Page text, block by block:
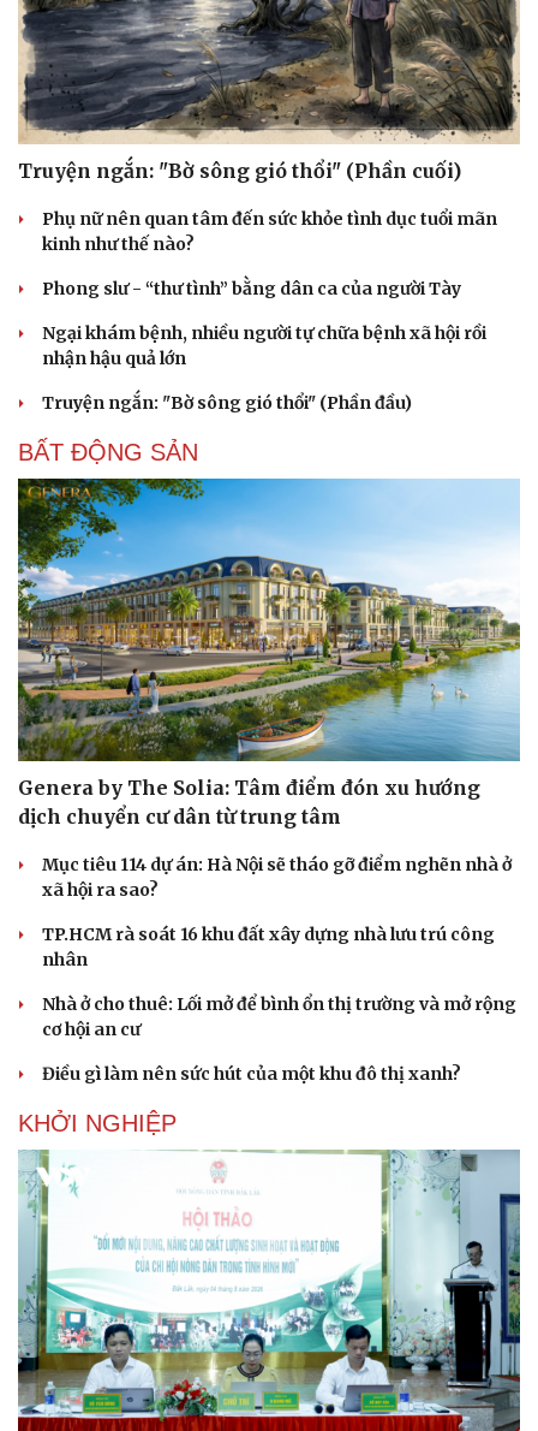
Truyện ngắn: "Bờ sông gió thổi" (Phần cuối)
Phụ nữ nên quan tâm đến sức khỏe tình dục tuổi mãn
kinh như thế nào?
Phong slư - “thư tình” bằng dân ca của người Tày
Ngại khám bệnh, nhiều người tự chữa bệnh xã hội rồi
nhận hậu quả lớn
Truyện ngắn: "Bờ sông gió thổi" (Phần đầu)
BẤT ĐỘNG SẢN
Genera by The Solia: Tâm điểm đón xu hướng
dịch chuyển cư dân từ trung tâm
Mục tiêu 114 dự án: Hà Nội sẽ tháo gỡ điểm nghẽn nhà ở
xã hội ra sao?
TP.HCM rà soát 16 khu đất xây dựng nhà lưu trú công
nhân
Nhà ở cho thuê: Lối mở để bình ổn thị trường và mở rộng
cơ hội an cư
Điều gì làm nên sức hút của một khu đô thị xanh?
KHỞI NGHIỆP